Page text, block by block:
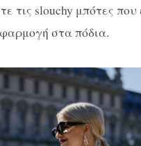
τις slouchy μπότες που
στα πόδια.